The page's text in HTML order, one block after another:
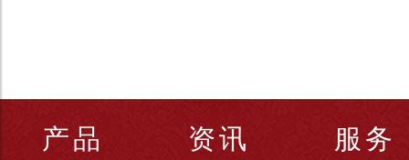
产品 资讯 服务